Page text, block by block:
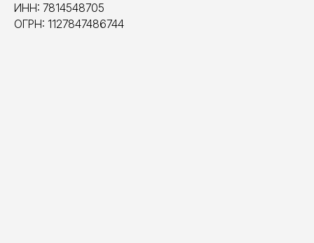
ИНН: 7814548705
ОГРН: 1127847486744